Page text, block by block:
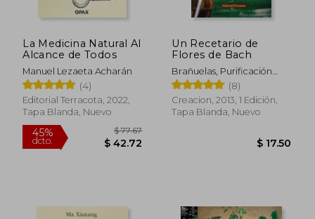
La Medicina Natural Al
Alcance de Todos
Manuel Lezaeta Acharán
(4)
Editorial Terracota, 2022,
Tapa Blanda, Nuevo
Un Recetario de
Flores de Bach
Brañuelas, Purificación
Lozano
(8)
Creacion, 2013, 1 Edición,
Tapa Blanda, Nuevo